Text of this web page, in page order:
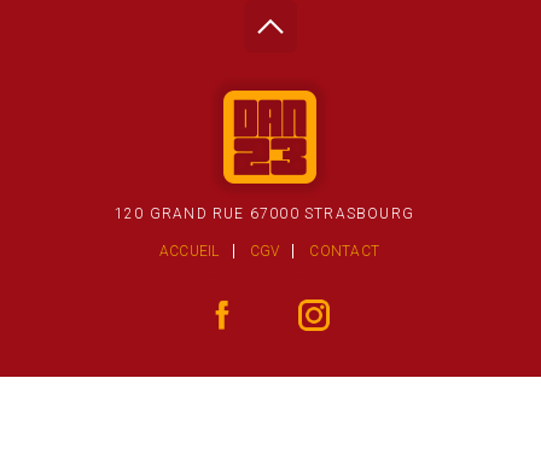
120 GRAND RUE 67000 STRASBOURG
ACCUEIL CGV CONTACT